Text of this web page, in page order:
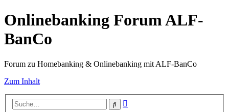
Onlinebanking Forum ALF-
BanCo
Forum zu Homebanking & Onlinebanking mit ALF-BanCo
Zum Inhalt
Suche